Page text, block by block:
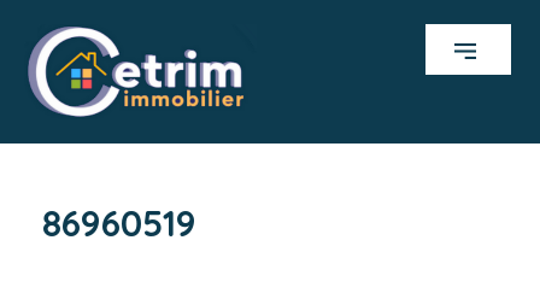
86960519